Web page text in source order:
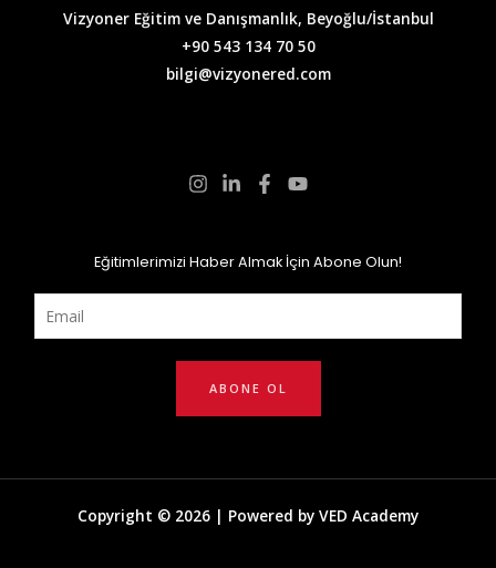
Vizyoner Eğitim ve Danışmanlık, Beyoğlu/İstanbul
+90 543 134 70 50
bilgi@vizyonered.com
Eğitimlerimizi Haber Almak İçin Abone Olun!
ABONE OL
Copyright © 2026 | Powered by VED Academy